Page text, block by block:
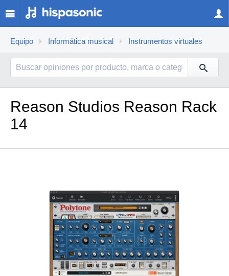
Equipo Informática musical Instrumentos virtuales
Reason Studios Reason Rack
14